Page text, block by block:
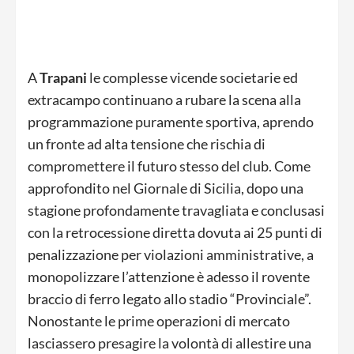
ATrapani le complesse vicende societarie ed
extracampo continuano a rubare la scena alla
programmazione puramente sportiva, aprendo
un fronte ad alta tensione che rischia di
compromettere il futuro stesso del club. Come
approfondito nel Giornale di Sicilia, dopo una
stagione profondamente travagliata e conclusasi
con la retrocessione diretta dovuta ai 25 punti di
penalizzazione per violazioni amministrative, a
monopolizzare l’attenzione è adesso il rovente
braccio di ferro legato allo stadio “Provinciale”.
Nonostante le prime operazioni di mercato
lasciassero presagire la volontà di allestire una